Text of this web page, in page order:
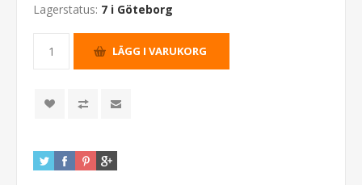
Lagerstatus: 7 i Göteborg